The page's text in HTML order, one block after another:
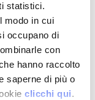
statistici.
modo in cui
occupano di
con
hanno raccolto
saperne di più o
clicchi qui.